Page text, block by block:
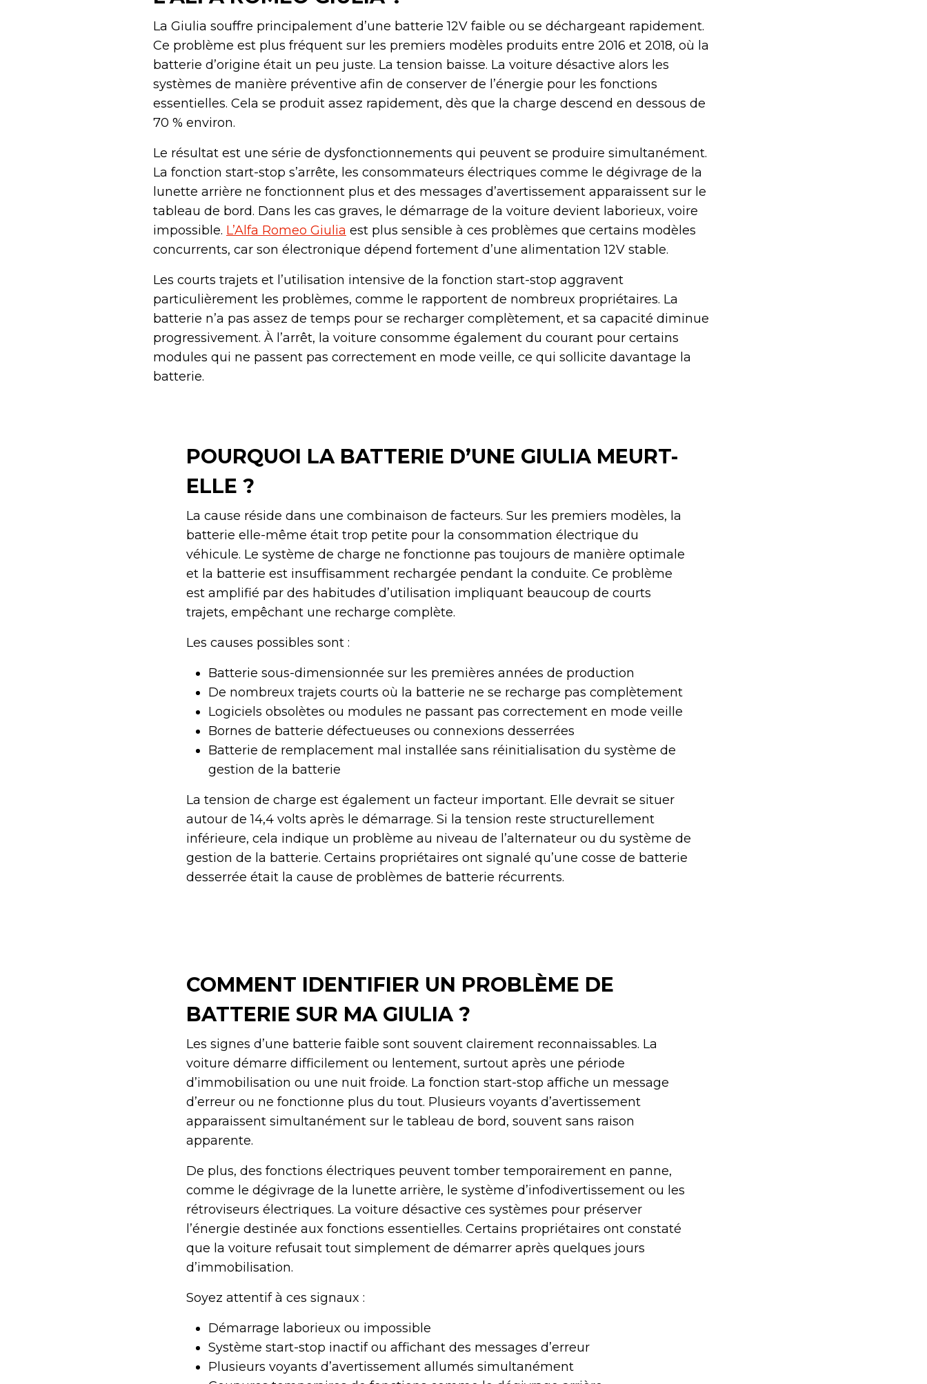
La Giulia souffre principalement d’une batterie 12V faible ou se déchargeant rapidement.
Ce problème est plus fréquent sur les premiers modèles produits entre 2016 et 2018, où la
batterie d’origine était un peu juste. La tension baisse. La voiture désactive alors les
systèmes de manière préventive afin de conserver de l’énergie pour les fonctions
essentielles. Cela se produit assez rapidement, dès que la charge descend en dessous de
70 % environ.
Le résultat est une série de dysfonctionnements qui peuvent se produire simultanément.
La fonction start-stop s’arrête, les consommateurs électriques comme le dégivrage de la
lunette arrière ne fonctionnent plus et des messages d’avertissement apparaissent sur le
tableau de bord. Dans les cas graves, le démarrage de la voiture devient laborieux, voire
impossible. L’Alfa Romeo Giulia est plus sensible à ces problèmes que certains modèles
concurrents, car son électronique dépend fortement d’une alimentation 12V stable.
Les courts trajets et l’utilisation intensive de la fonction start-stop aggravent
particulièrement les problèmes, comme le rapportent de nombreux propriétaires. La
batterie n’a pas assez de temps pour se recharger complètement, et sa capacité diminue
progressivement. À l’arrêt, la voiture consomme également du courant pour certains
modules qui ne passent pas correctement en mode veille, ce qui sollicite davantage la
batterie.
POURQUOI LA BATTERIE D’UNE GIULIA MEURT-
ELLE ?
La cause réside dans une combinaison de facteurs. Sur les premiers modèles, la
batterie elle-même était trop petite pour la consommation électrique du
véhicule. Le système de charge ne fonctionne pas toujours de manière optimale
et la batterie est insuffisamment rechargée pendant la conduite. Ce problème
est amplifié par des habitudes d’utilisation impliquant beaucoup de courts
trajets, empêchant une recharge complète.
Les causes possibles sont :
Batterie sous-dimensionnée sur les premières années de production
De nombreux trajets courts où la batterie ne se recharge pas complètement
Logiciels obsolètes ou modules ne passant pas correctement en mode veille
Bornes de batterie défectueuses ou connexions desserrées
Batterie de remplacement mal installée sans réinitialisation du système de
gestion de la batterie
La tension de charge est également un facteur important. Elle devrait se situer
autour de 14,4 volts après le démarrage. Si la tension reste structurellement
inférieure, cela indique un problème au niveau de l’alternateur ou du système de
gestion de la batterie. Certains propriétaires ont signalé qu’une cosse de batterie
desserrée était la cause de problèmes de batterie récurrents.
COMMENT IDENTIFIER UN PROBLÈME DE
BATTERIE SUR MA GIULIA ?
Les signes d’une batterie faible sont souvent clairement reconnaissables. La
voiture démarre difficilement ou lentement, surtout après une période
d’immobilisation ou une nuit froide. La fonction start-stop affiche un message
d’erreur ou ne fonctionne plus du tout. Plusieurs voyants d’avertissement
apparaissent simultanément sur le tableau de bord, souvent sans raison
apparente.
De plus, des fonctions électriques peuvent tomber temporairement en panne,
comme le dégivrage de la lunette arrière, le système d’infodivertissement ou les
rétroviseurs électriques. La voiture désactive ces systèmes pour préserver
l’énergie destinée aux fonctions essentielles. Certains propriétaires ont constaté
que la voiture refusait tout simplement de démarrer après quelques jours
d’immobilisation.
Soyez attentif à ces signaux :
Démarrage laborieux ou impossible
Système start-stop inactif ou affichant des messages d’erreur
Plusieurs voyants d’avertissement allumés simultanément